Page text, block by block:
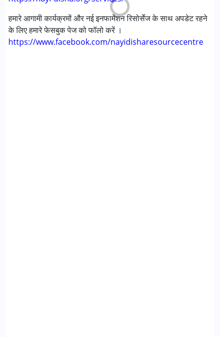
हमारे आगामी कार्यक्रमों और नई इनफार्मेशन रिसोर्सेज के साथ अपडेट रहने
के लिए हमारे फेसबुक पेज को फॉलो करें ।
https://www.facebook.com/nayidisharesourcecentre
अंडायग्नोज्ड
आयु वर्ग :0 - 5 years ,6 - 12 years ,13 - 17 years
लिंगमहिला, पुरुष